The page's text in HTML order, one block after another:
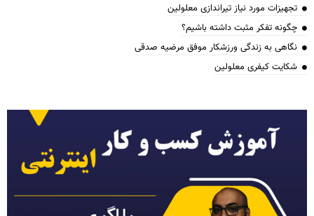
تجهیزات مورد نیاز تیراندازی معلولین
چگونه تفکر مثبت داشته باشیم؟
نگاهی به زندگی ورزشکار موفق مرضیه صدقی
شکایت کیفری معلولین